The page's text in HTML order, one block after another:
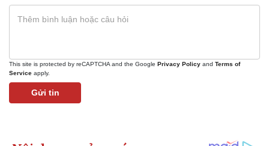
This site is protected by reCAPTCHA and the Google Privacy Policy and Terms of
Service apply.
Gửi tin